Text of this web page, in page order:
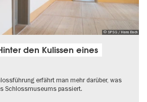
© SPSG / Hans Bach
den Kulissen eines
erfährt man mehr darüber, was
Schlossmuseums passiert.